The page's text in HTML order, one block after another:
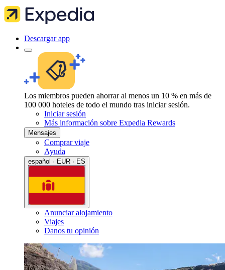
Descargar app
Los miembros pueden ahorrar al menos un 10 % en más de
100 000 hoteles de todo el mundo tras iniciar sesión.
Iniciar sesión
Más información sobre Expedia Rewards
Mensajes
Comprar viaje
Ayuda
español · EUR · ES
Anunciar alojamiento
Viajes
Danos tu opinión